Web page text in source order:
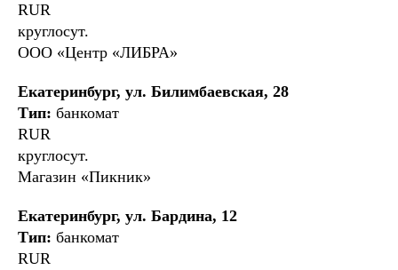
RUR
круглосут.
ООО «Центр «ЛИБРА»
Екатеринбург, ул. Билимбаевская, 28
Тип: банкомат
RUR
круглосут.
Магазин «Пикник»
Екатеринбург, ул. Бардина, 12
Тип: банкомат
RUR